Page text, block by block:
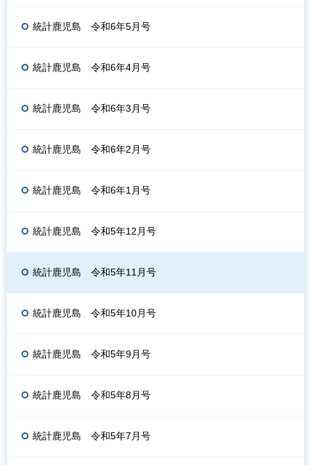
統計鹿児島 令和6年5月号
統計鹿児島 令和6年4月号
統計鹿児島 令和6年3月号
統計鹿児島 令和6年2月号
統計鹿児島 令和6年1月号
統計鹿児島 令和5年12月号
統計鹿児島 令和5年11月号
統計鹿児島 令和5年10月号
統計鹿児島 令和5年9月号
統計鹿児島 令和5年8月号
統計鹿児島 令和5年7月号